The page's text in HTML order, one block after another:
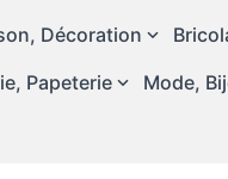
Décoration
Papeterie Mode,